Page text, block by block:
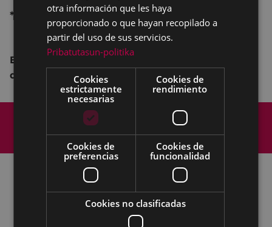
*
Exposición de motos LAMBRETTA en comercios
de Eibar
Mapa del Sitio
Aviso legal
Política de cookies
Contacto
Accesibilidad
Eibarko Udala - Untzaga plaza, 1 | 20600 Eibar
otra información que les haya
proporcionado o que hayan recopilado a
partir del uso de sus servicios.
Pribatutasun-politika
Cookies
estrictamente
necesarias
Cookies de
rendimiento
Cookies de
preferencias
Cookies de
funcionalidad
Cookies no clasificadas